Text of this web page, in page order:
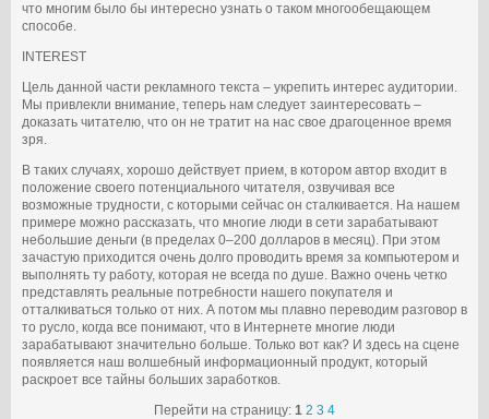
что многим было бы интересно узнать о таком многообещающем
способе.
INTEREST
Цель данной части рекламного текста – укрепить интерес аудитории.
Мы привлекли внимание, теперь нам следует заинтересовать –
доказать читателю, что он не тратит на нас свое драгоценное время
зря.
В таких случаях, хорошо действует прием, в котором автор входит в
положение своего потенциального читателя, озвучивая все
возможные трудности, с которыми сейчас он сталкивается. На нашем
примере можно рассказать, что многие люди в сети зарабатывают
небольшие деньги (в пределах 0–200 долларов в месяц). При этом
зачастую приходится очень долго проводить время за компьютером и
выполнять ту работу, которая не всегда по душе. Важно очень четко
представлять реальные потребности нашего покупателя и
отталкиваться только от них. А потом мы плавно переводим разговор в
то русло, когда все понимают, что в Интернете многие люди
зарабатывают значительно больше. Только вот как? И здесь на сцене
появляется наш волшебный информационный продукт, который
раскроет все тайны больших заработков.
Перейти на страницу: 1 2 3 4